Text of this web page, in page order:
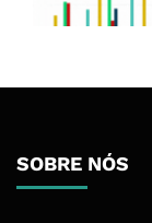
SOBRE NÓS